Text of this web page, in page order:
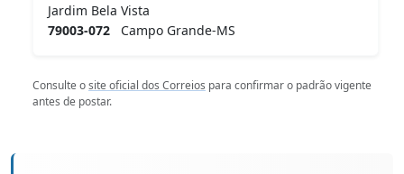
Jardim Bela Vista
79003-072 Campo Grande-MS
Consulte osite oficial dos Correios para confirmar o padrão vigente
antes de postar.